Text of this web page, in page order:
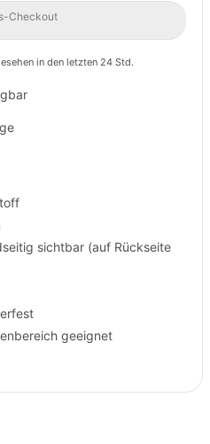
Checkout
in den letzten 24 Std.
sichtbar (auf Rückseite
geeignet